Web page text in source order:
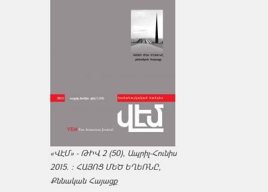
«ՎԷՄ» - ԹԻՎ 2 (50), Ապրիլ-Հունիս
2015. : ՀԱՅՈՑ ՄԵԾ ԵՂԵՌՆԸ,
Քննական Հայացք